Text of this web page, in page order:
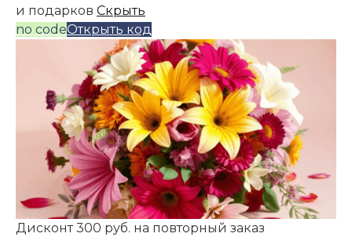
и подарков Скрыть
no codeОткрыть код
Дисконт 300 руб. на повторный заказ